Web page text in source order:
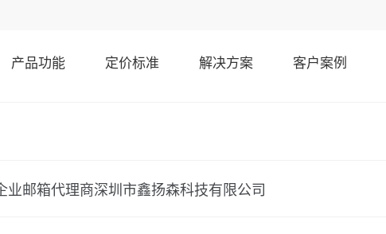
产品功能 定价标准 解决方案 客户案例
业邮箱代理商深圳市鑫扬森科技有限公司